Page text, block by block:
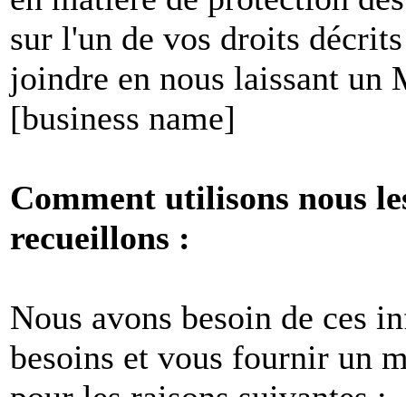
sur l'un de vos droits
joindre en nous laissant un
[business name]
Comment utilisons nous
recueillons :
Nous avons besoin de ces
besoins et vous fournir un